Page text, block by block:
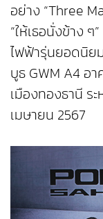
อย่าง “Three
“ให้เธอนั่งข้าง
ไฟฟ้ารุ่นยอดนิย
บูธ GWM A4 อ
เมืองทองธานี ร
เมษายน 2567